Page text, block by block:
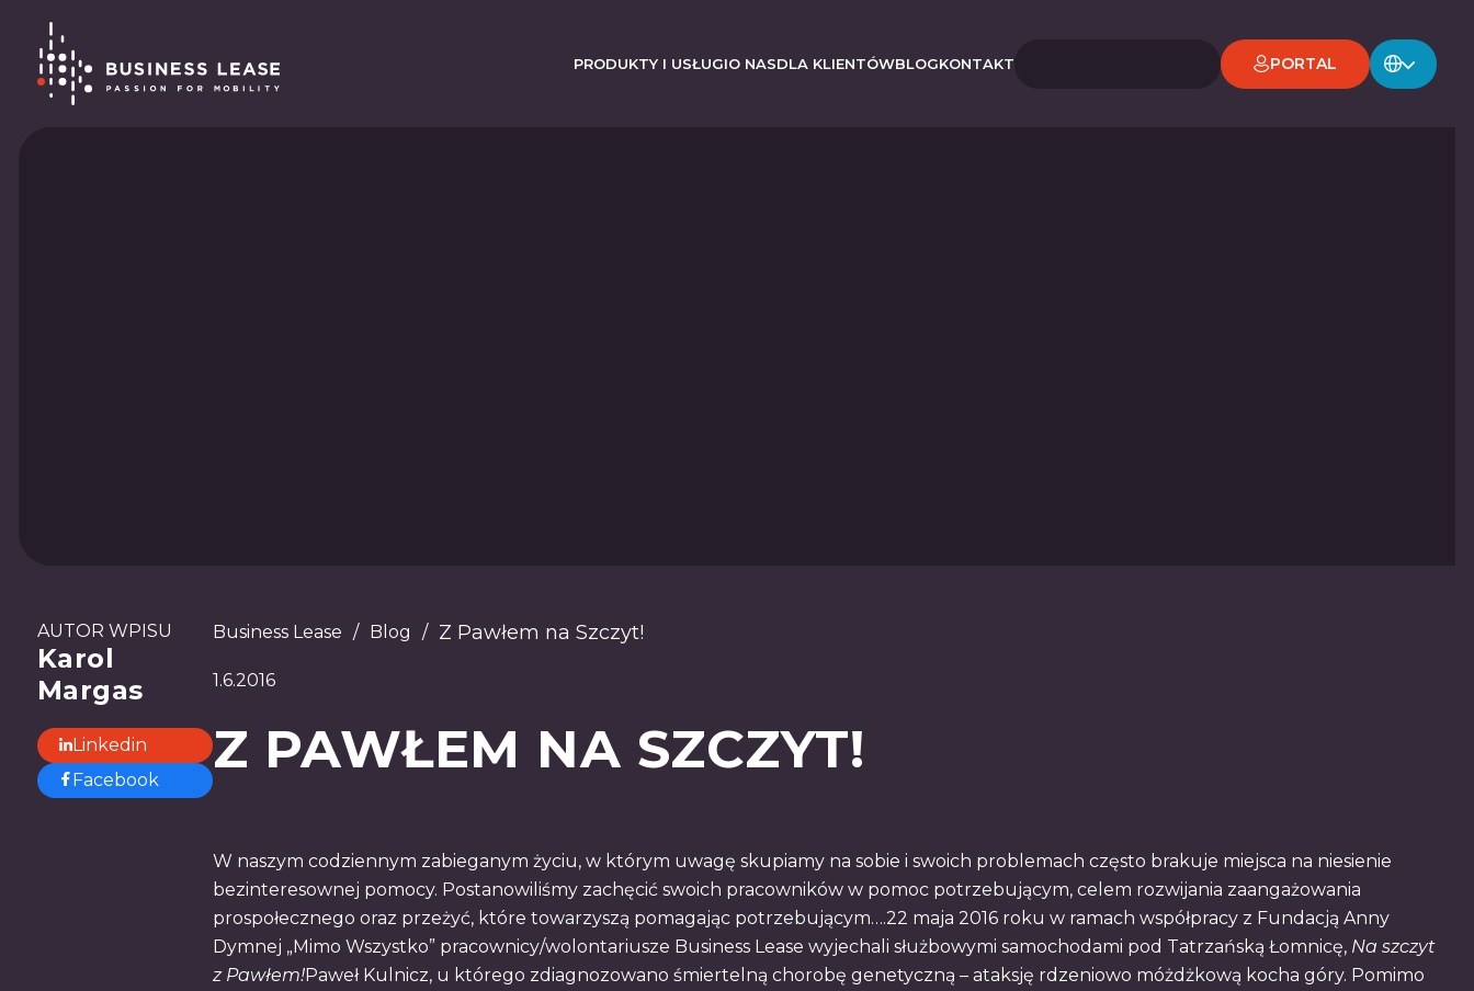
PRODUKTY I USŁUGIO NASDLA KLIENTÓWBLOGKONTAKT PORTAL
AUTOR WPISU
Karol
Margas
Linkedin
Facebook
Business Lease / Blog / Z Pawłem na Szczyt!
1.6.2016
Z PAWŁEM NA SZCZYT!
W naszym codziennym zabieganym życiu, w którym uwagę skupiamy na sobie i swoich problemach często brakuje miejsca na niesienie
bezinteresownej pomocy. Postanowiliśmy zachęcić swoich pracowników w pomoc potrzebującym, celem rozwijania zaangażowania
prospołecznego oraz przeżyć, które towarzyszą pomagając potrzebującym….22 maja 2016 roku w ramach współpracy z Fundacją Anny
Dymnej „Mimo Wszystko” pracownicy/wolontariusze Business Lease wyjechali służbowymi samochodami pod Tatrzańską Łomnicę, Na szczyt
z Pawłem!Paweł Kulnicz, u którego zdiagnozowano śmiertelną chorobę genetyczną – ataksję rdzeniowo móżdżkową kocha góry. Pomimo